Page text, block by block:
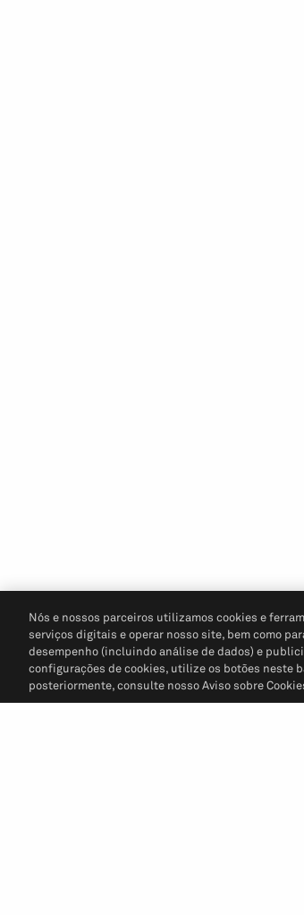
Nós e nossos parceiros utilizamos cookies e
serviços digitais e operar nosso site, bem como
desempenho (incluindo análise de dados) e
configurações de cookies, utilize os botões neste
posteriormente, consulte nosso Aviso sobre